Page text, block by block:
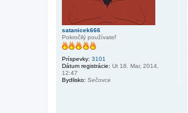
satanicek666
Pokročilý používateľ
Príspevky: 3101
Dátum registrácie: Ut 18. Mar, 2014,
12:47
Bydlisko: Sečovce